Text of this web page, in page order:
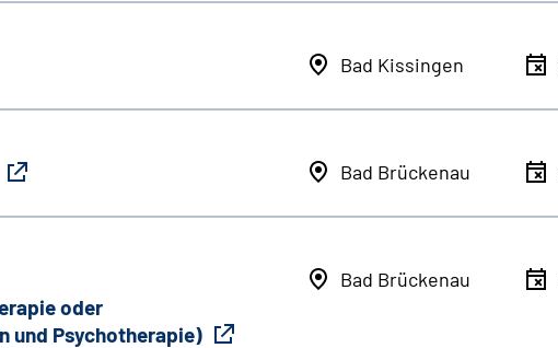
Bad Kissingen
Bad Brückenau
oder
und Psychotherapie)
Bad Brückenau